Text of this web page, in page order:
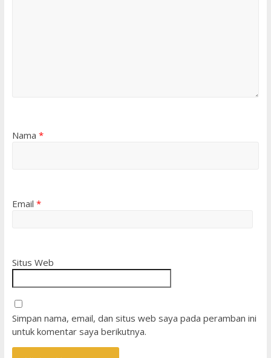
Nama *
Email *
Situs Web
Simpan nama, email, dan situs web saya pada peramban ini
untuk komentar saya berikutnya.